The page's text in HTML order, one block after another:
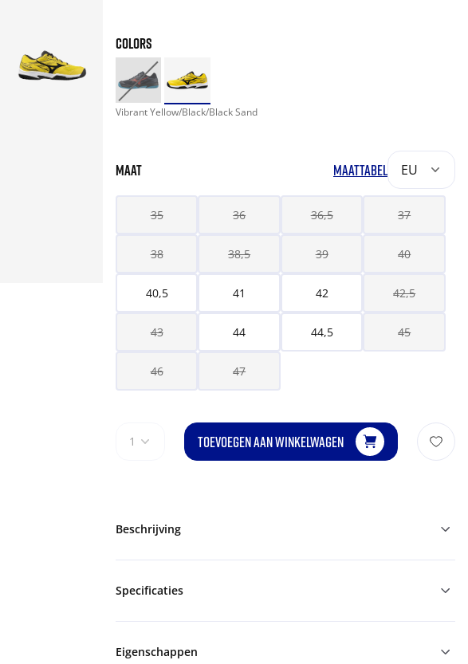
COLORS
Vibrant Yellow/Black/Black Sand
MAAT MAATTABEL EU
35 36 36,5 37
38 38,5 39 40
40,5 41 42 42,5
43 44 44,5 45
46 47
1 TOEVOEGEN AAN WINKELWAGEN
Beschrijving
Specificaties
Eigenschappen